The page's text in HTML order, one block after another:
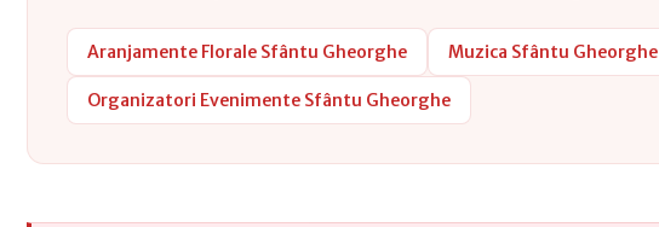
Aranjamente Florale Sfântu Gheorghe Muzica Sfântu Gheorghe
Organizatori Evenimente Sfântu Gheorghe